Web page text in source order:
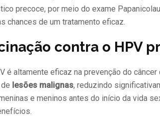
precoce, por meio do exame
chances de um tratamento eficaz.
contra o HPV
é altamente eficaz na prevenção do
lesões malignas, reduzindo
e meninos antes do início da vida